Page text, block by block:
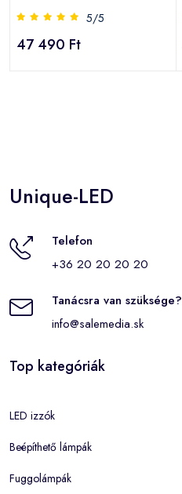
grafit/borostyán/üveg,
5/5
47 490 Ft
Unique-LED
Telefon
+36 20 20 20 20
Tanácsra van szüksége?
info@salemedia.sk
Top kategóriák
LED izzók
Beépíthető lámpák
Fuggolámpák